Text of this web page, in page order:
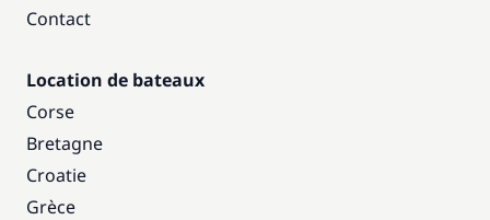
Contact
Location de bateaux
Corse
Bretagne
Croatie
Grèce